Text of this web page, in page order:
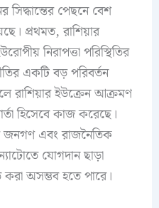
পেছনে বেশ
প্রথমত, রাশিয়ার
নিরাপত্তা পরিস্থিতির
একটি বড় পরিবর্তন
রাশিয়ার ইউক্রেন আক্রমণ
হিসেবে কাজ করেছে।
এবং রাজনৈতিক
যোগদান ছাড়া
করা অসম্ভব হতে পারে।